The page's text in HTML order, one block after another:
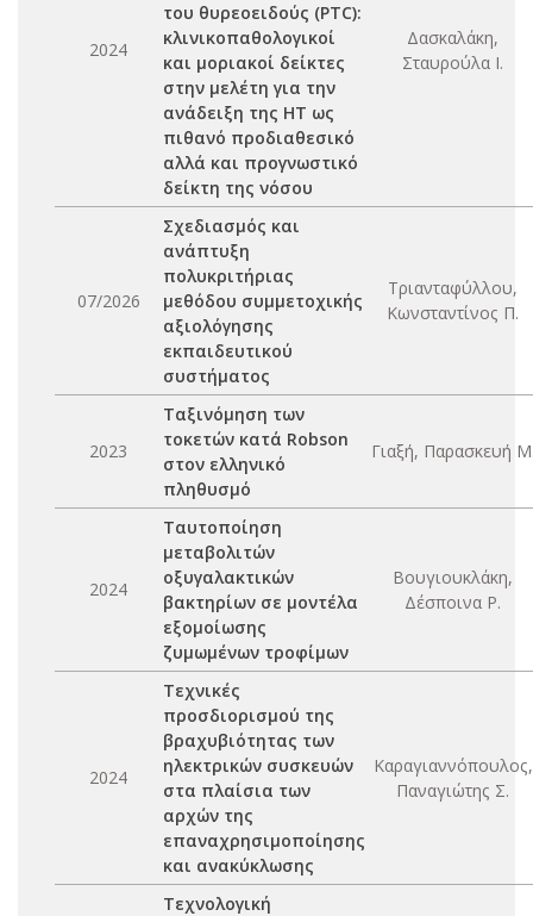
2024
του θυρεοειδούς (PTC):
κλινικοπαθολογικοί
και μοριακοί δείκτες
στην μελέτη για την
ανάδειξη της ΗΤ ως
πιθανό προδιαθεσικό
αλλά και προγνωστικό
δείκτη της νόσου
Δασκαλάκη,
Σταυρούλα Ι.
07/2026
Σχεδιασμός και
ανάπτυξη
πολυκριτήριας
μεθόδου συμμετοχικής
αξιολόγησης
εκπαιδευτικού
συστήματος
Τριανταφύλλου,
Κωνσταντίνος Π.
2023
Ταξινόμηση των
τοκετών κατά Robson
στον ελληνικό
πληθυσμό
Γιαξή, Παρασκευή
2024
Ταυτοποίηση
μεταβολιτών
οξυγαλακτικών
βακτηρίων σε μοντέλα
εξομοίωσης
ζυμωμένων τροφίμων
Βουγιουκλάκη,
Δέσποινα Ρ.
2024
Τεχνικές
προσδιορισμού της
βραχυβιότητας των
ηλεκτρικών συσκευών
στα πλαίσια των
αρχών της
επαναχρησιμοποίησης
και ανακύκλωσης
Καραγιαννόπουλος,
Παναγιώτης Σ.
Τεχνολογική